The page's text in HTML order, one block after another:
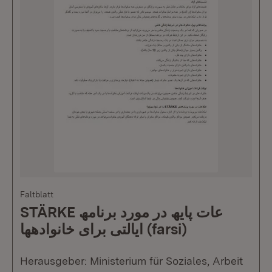
Faltblatt
STÄRKE عات پایھ در مورد برنامھ
ایالتی برای خانوادهھا (farsi)
Herausgeber: Ministerium für Soziales, Arbeit